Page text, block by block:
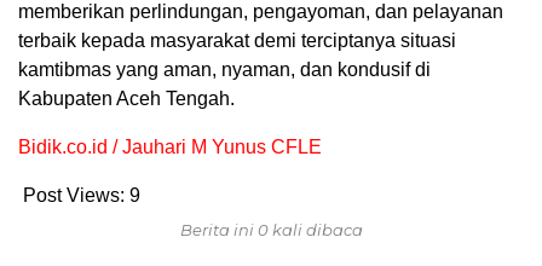
memberikan perlindungan, pengayoman, dan pelayanan
terbaik kepada masyarakat demi terciptanya situasi
kamtibmas yang aman, nyaman, dan kondusif di
Kabupaten Aceh Tengah.
Bidik.co.id / Jauhari M Yunus CFLE
Post Views: 9
Berita ini 0 kali dibaca